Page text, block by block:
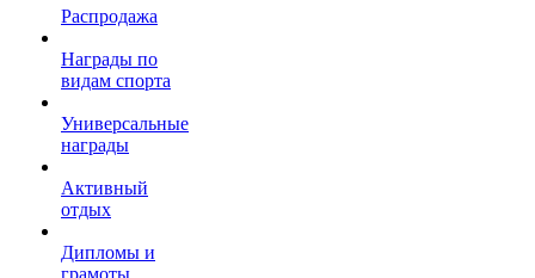
Распродажа
Награды по
видам спорта
Универсальные
награды
Активный
отдых
Дипломы и
грамоты